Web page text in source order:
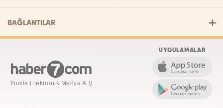
BAĞLANTILAR
Nokta Elektronik Medya A.Ş.
UYGULAMALAR